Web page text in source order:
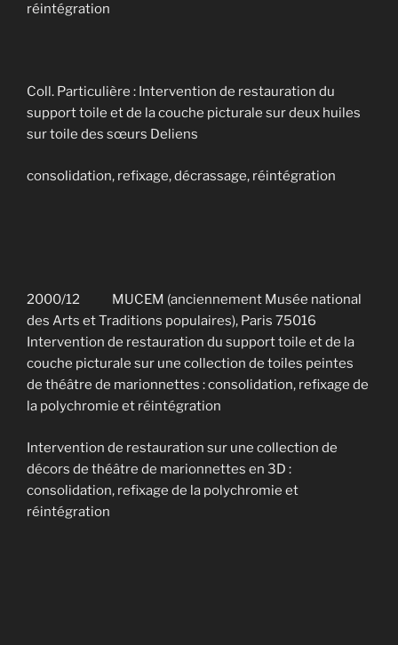
réintégration
Coll. Particulière : Intervention de restauration du
support toile et de la couche picturale sur deux huiles
sur toile des sœurs Deliens
consolidation, refixage, décrassage, réintégration
2000/12 MUCEM (anciennement Musée national
des Arts et Traditions populaires), Paris 75016
Intervention de restauration du support toile et de la
couche picturale sur une collection de toiles peintes
de théâtre de marionnettes : consolidation, refixage de
la polychromie et réintégration
Intervention de restauration sur une collection de
décors de théâtre de marionnettes en 3D :
consolidation, refixage de la polychromie et
réintégration